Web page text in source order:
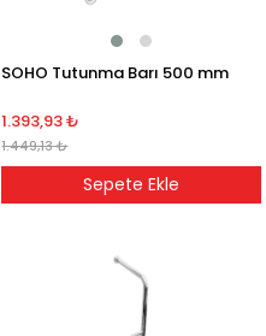
SOHO Tutunma Barı 500 mm
1.393,93 ₺
1.449,13 ₺
Sepete Ekle